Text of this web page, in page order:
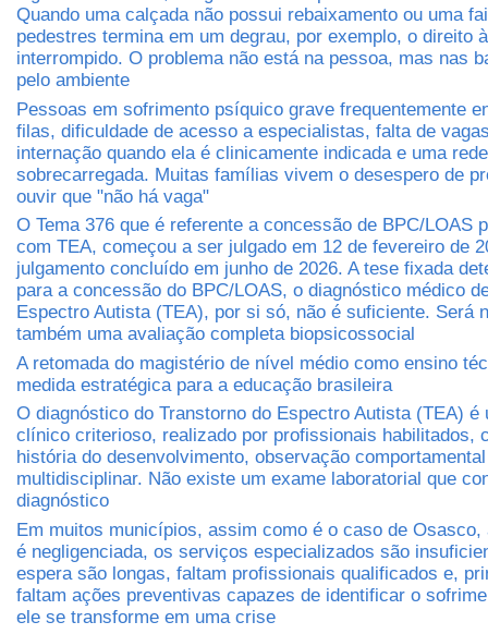
Quando uma calçada não possui rebaixamento ou uma
pedestres termina em um degrau, por exemplo, o direito
interrompido. O problema não está na pessoa, mas nas
pelo ambiente
Pessoas em sofrimento psíquico grave frequentemente
filas, dificuldade de acesso a especialistas, falta de
internação quando ela é clinicamente indicada e uma rede
sobrecarregada. Muitas famílias vivem o desespero de
ouvir que "não há vaga"
O Tema 376 que é referente a concessão de BPC/LOAS
com TEA, começou a ser julgado em 12 de fevereiro de
julgamento concluído em junho de 2026. A tese fixada
para a concessão do BPC/LOAS, o diagnóstico médico
Espectro Autista (TEA), por si só, não é suficiente. Será
também uma avaliação completa biopsicossocial
A retomada do magistério de nível médio como ensino
medida estratégica para a educação brasileira
O diagnóstico do Transtorno do Espectro Autista (TEA) é
clínico criterioso, realizado por profissionais habilitados,
história do desenvolvimento, observação
multidisciplinar. Não existe um exame laboratorial que
diagnóstico
Em muitos municípios, assim como é o caso de Osasco,
é negligenciada, os serviços especializados são
espera são longas, faltam profissionais qualificados e,
faltam ações preventivas capazes de identificar o
ele se transforme em uma crise